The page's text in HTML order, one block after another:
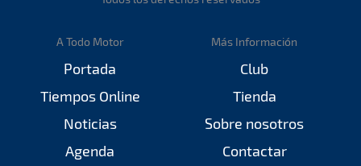
A Todo Motor
Portada
Tiempos Online
Noticias
Agenda
Más Información
Club
Tienda
Sobre nosotros
Contactar